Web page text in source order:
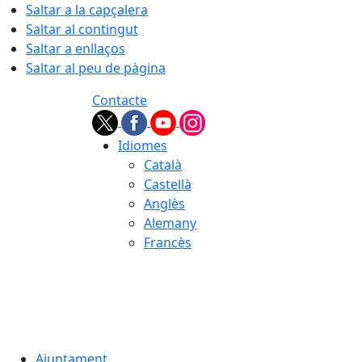
Saltar a la capçalera
Saltar al contingut
Saltar a enllaços
Saltar al peu de pàgina
Contacte
Idiomes
Català
Castellà
Anglès
Alemany
Francès